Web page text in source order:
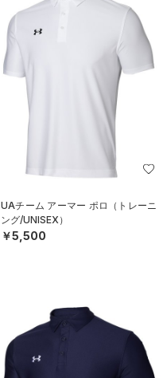
UAチーム アーマー ポロ（トレーニ
ング/UNISEX）
￥5,500